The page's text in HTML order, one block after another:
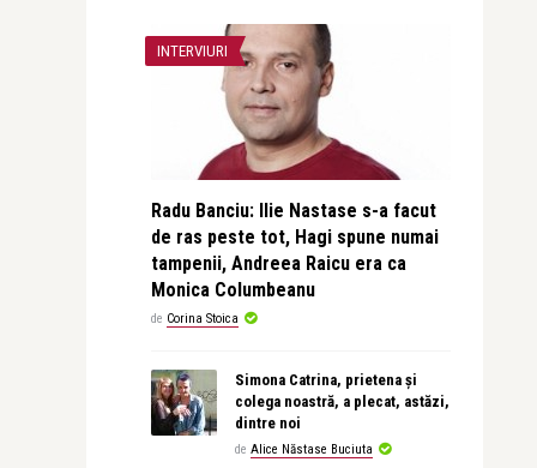
INTERVIURI
Radu Banciu: Ilie Nastase s-a facut
de ras peste tot, Hagi spune numai
tampenii, Andreea Raicu era ca
Monica Columbeanu
de Corina Stoica
Simona Catrina, prietena și
colega noastră, a plecat, astăzi,
dintre noi
de Alice Năstase Buciuta